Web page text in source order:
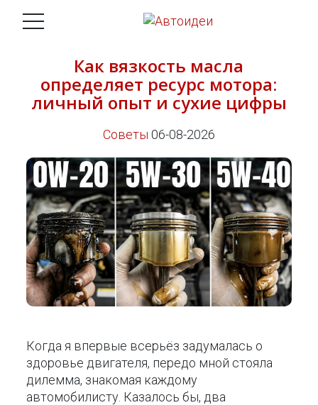
Как вязкость масла
определяет ресурс мотора:
личный опыт и сухие цифры
Советы 06-08-2026
Когда я впервые всерьёз задумалась о
здоровье двигателя, передо мной стояла
дилемма, знакомая каждому
автомобилисту. Казалось бы, два